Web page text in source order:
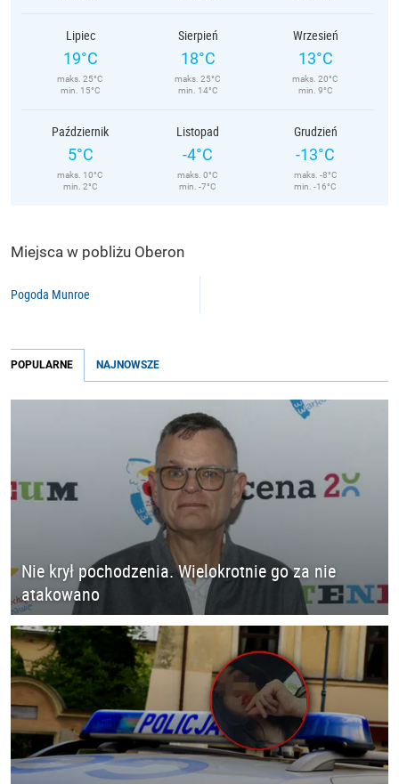
Lipiec
19°C
maks. 25°C
min. 15°C
Sierpień
18°C
maks. 25°C
min. 14°C
Wrzesień
13°C
maks. 20°C
min. 9°C
Październik
5°C
maks. 10°C
min. 2°C
Listopad
-4°C
maks. 0°C
min. -7°C
Grudzień
-13°C
maks. -8°C
min. -16°C
Miejsca w pobliżu Oberon
Pogoda Munroe
POPULARNE NAJNOWSZE
Nie krył pochodzenia. Wielokrotnie go za nie
atakowano